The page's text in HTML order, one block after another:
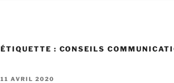
ÉTIQUETTE : CONSEILS
PUBLIÉ
11 AVRIL 2020